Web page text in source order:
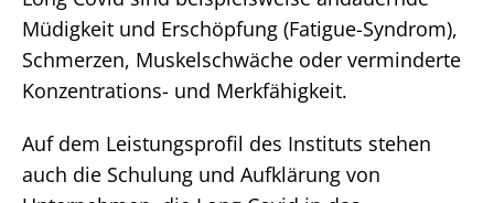
Müdigkeit und Erschöpfung (Fatigue-Syndrom),
Schmerzen, Muskelschwäche oder verminderte
Konzentrations- und Merkfähigkeit.
Auf dem Leistungsprofil des Instituts stehen
auch die Schulung und Aufklärung von